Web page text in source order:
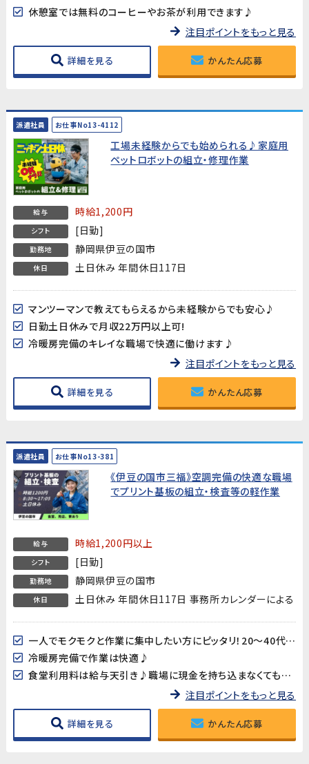
休憩室では無料のコーヒーやお茶が利用できます♪
注目ポイントをもっと見る
詳細を見る かんたん応募
派遣社員 お仕事No13-4112
工場未経験からでも始められる♪家庭用
ペットロボットの組立・修理作業
給与 時給1,200円
シフト [日勤]
勤務地 静岡県伊豆の国市
休日 土日休み 年間休日117日
マンツーマンで教えてもらえるから未経験からでも安心♪
日勤土日休みで月収22万円以上可!
冷暖房完備のキレイな職場で快適に働けます♪
注目ポイントをもっと見る
詳細を見る かんたん応募
派遣社員 お仕事No13-381
《伊豆の国市三福》空調完備の快適な職場
でプリント基板の組立・検査等の軽作業
給与 時給1,200円以上
シフト [日勤]
勤務地 静岡県伊豆の国市
休日 土日休み 年間休日117日 事務所カレンダーによる
一人でモクモクと作業に集中したい方にピッタリ！20～40代男女多数活躍中!!
冷暖房完備で作業は快適♪
食堂利用料は給与天引き♪職場に現金を持ち込まなくても大丈夫♪
注目ポイントをもっと見る
詳細を見る かんたん応募